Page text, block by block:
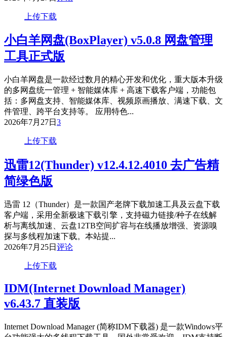
上传下载
小白羊网盘(BoxPlayer) v5.0.8 网盘管理
工具正式版
小白羊网盘是一款经过数月的精心开发和优化，重大版本升级
的多网盘统一管理 + 智能媒体库 + 高速下载客户端，功能包
括：多网盘支持、智能媒体库、视频原画播放、满速下载、文
件管理、跨平台支持等。 应用特色...
2026年7月27日 3
上传下载
迅雷12(Thunder) v12.4.12.4010 去广告精
简绿色版
迅雷 12（Thunder）是一款国产老牌下载加速工具及云盘下载
客户端，采用全新极速下载引擎，支持磁力链接/种子在线解
析与离线加速、云盘12TB空间扩容与在线播放增强、资源嗅
探与多线程加速下载。本站提...
2026年7月25日 评论
上传下载
IDM(Internet Download Manager)
v6.43.7 直装版
Internet Download Manager (简称IDM下载器) 是一款Windows平